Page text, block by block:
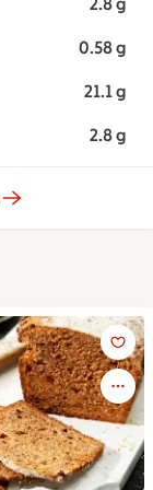
0.58 g
21.1 g
2.8 g